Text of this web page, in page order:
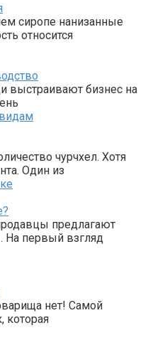
сиропе нанизанные
относится
выстраивают бизнес на
чурчхел. Хотя
Один из
предлагают
На первый взгляд
нет! Самой
которая